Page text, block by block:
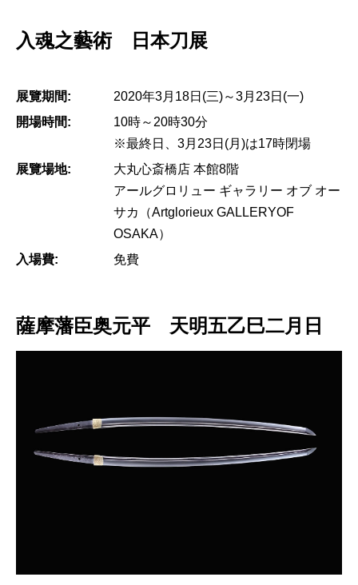
入魂之藝術 日本刀展
展覽期間:
2020年3月18日(三)～3月23日(一)
開場時間:
10時～20時30分
※最終日、3月23日(月)は17時閉場
展覽場地:
大丸心斎橋店 本館8階
アールグロリュー ギャラリー オブ オー
サカ（Artglorieux GALLERYOF
OSAKA）
入場費:
免費
薩摩藩臣奥元平 天明五乙巳二月日